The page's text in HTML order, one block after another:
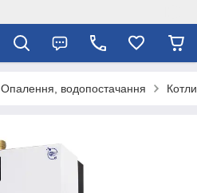
Опалення, водопостачання